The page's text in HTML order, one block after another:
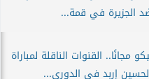
الجزيرة في قمة...
مجانًا.. القنوات الناقلة لمباراة
إربد في الدوري...